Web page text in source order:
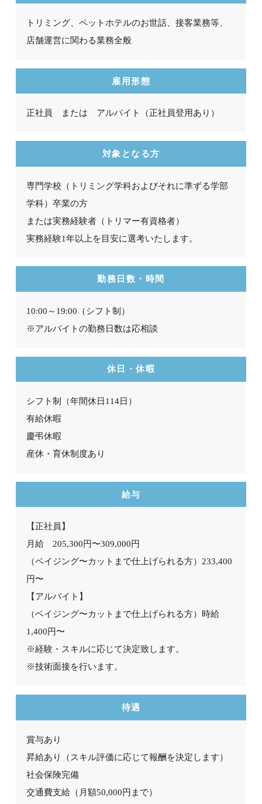
トリミング、ペットホテルのお世話、接客業務等、
店舗運営に関わる業務全般
雇用形態
正社員 または アルバイト（正社員登用あり）
対象となる方
専門学校（トリミング学科およびそれに準ずる学部
学科）卒業の方
または実務経験者（トリマー有資格者）
実務経験1年以上を目安に選考いたします。
勤務日数・時間
10:00～19:00（シフト制）
※アルバイトの勤務日数は応相談
休日・休暇
シフト制（年間休日114日）
有給休暇
慶弔休暇
産休・育休制度あり
給与
【正社員】
月給 205,300円〜309,000円
（ベイジング〜カットまで仕上げられる方）233,400
円〜
【アルバイト】
（ベイジング〜カットまで仕上げられる方）時給
1,400円〜
※経験・スキルに応じて決定致します。
※技術面接を行います。
待遇
賞与あり
昇給あり
（スキル評価に応じて報酬を決定します）
社会保険完備
交通費支給（月額50,000円まで）